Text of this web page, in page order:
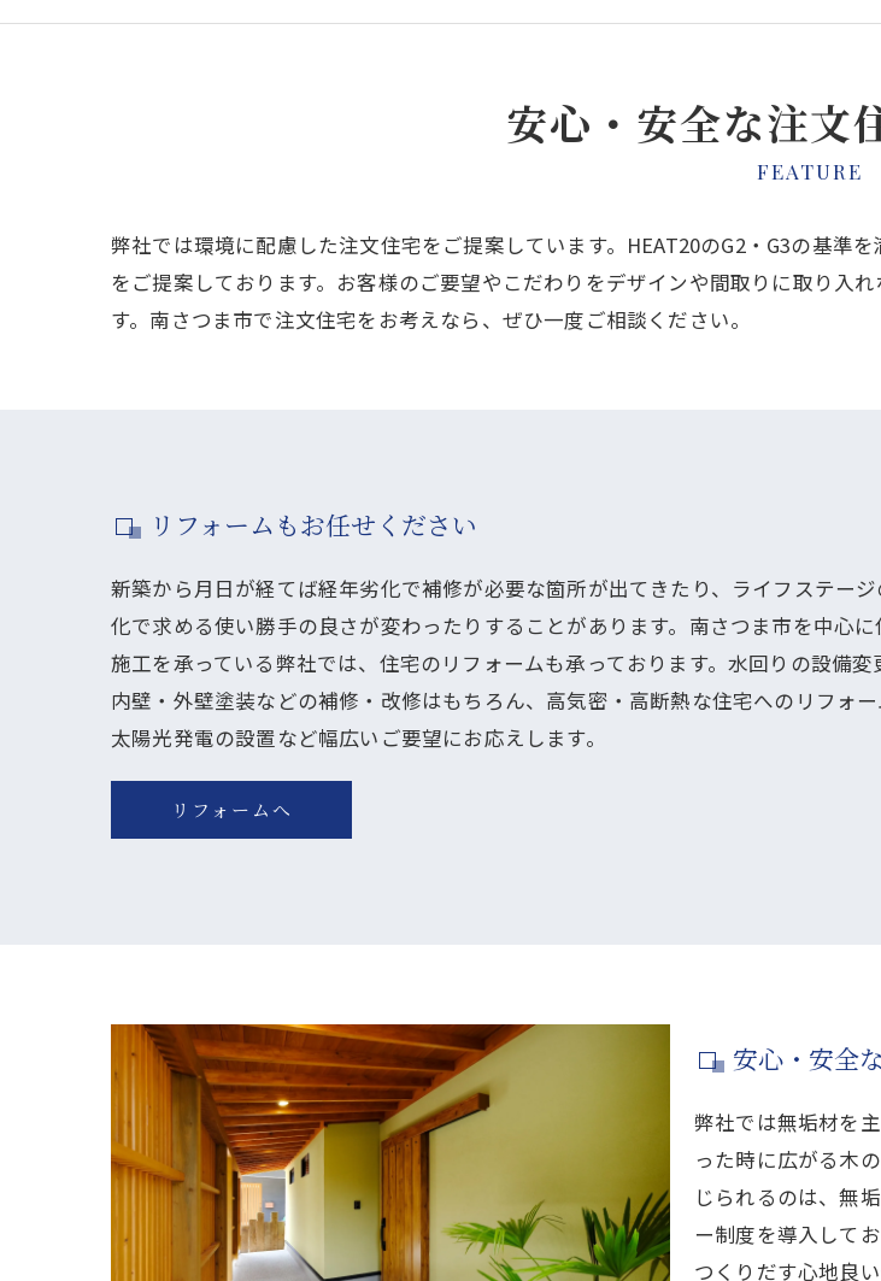
安心・安全な注文
FEATURE
弊社では環境に配慮した注文住宅をご提案しています。HEAT20のG2・G3の基準
をご提案しております。お客様のご要望やこだわりをデザインや間取りに取り入
す。南さつま市で注文住宅をお考えなら、ぜひ一度ご相談ください。
リフォームもお任せください
新築から月日が経てば経年劣化で補修が必要な箇所が出てきたり、ライフステー
化で求める使い勝手の良さが変わったりすることがあります。南さつま市を中心に
施工を承っている弊社では、住宅のリフォームも承っております。水回りの設備変
内壁・外壁塗装などの補修・改修はもちろん、高気密・高断熱な住宅へのリフォ
太陽光発電の設置など幅広いご要望にお応えします。
リフォームへ
安心・安全
弊社では無垢材を
った時に広がる木
じられるのは、無
ー制度を導入して
つくりだす心地良